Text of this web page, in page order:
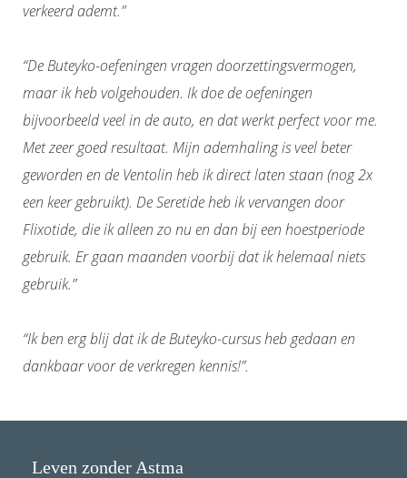
verkeerd ademt.”
“De Buteyko-oefeningen vragen doorzettingsvermogen,
maar ik heb volgehouden. Ik doe de oefeningen
bijvoorbeeld veel in de auto, en dat werkt perfect voor me.
Met zeer goed resultaat. Mijn ademhaling is veel beter
geworden en de Ventolin heb ik direct laten staan (nog 2x
een keer gebruikt). De Seretide heb ik vervangen door
Flixotide, die ik alleen zo nu en dan bij een hoestperiode
gebruik. Er gaan maanden voorbij dat ik helemaal niets
gebruik.”
“Ik ben erg blij dat ik de Buteyko-cursus heb gedaan en
dankbaar voor de verkregen kennis!”.
Leven zonder Astma